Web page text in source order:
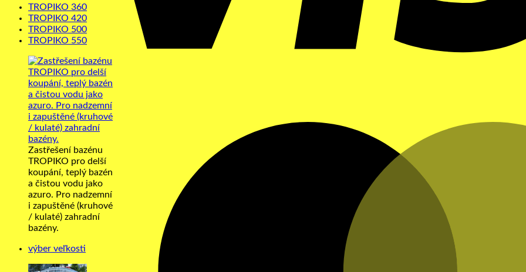
TROPIKO 360
TROPIKO 420
TROPIKO 500
TROPIKO 550
Zastřešení bazénu
TROPIKO pro delší
koupání, teplý bazén
a čistou vodu jako
azuro. Pro nadzemní
i zapuštěné (kruhové
/ kulaté) zahradní
bazény.
výber veľkosti